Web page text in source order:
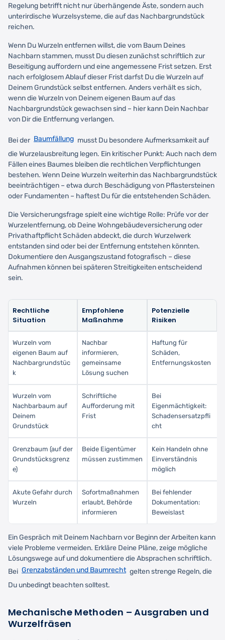
Regelung betrifft nicht nur überhängende Äste, sondern auch
unterirdische Wurzelsysteme, die auf das Nachbargrundstück
reichen.
Wenn Du Wurzeln entfernen willst, die vom Baum Deines
Nachbarn stammen, musst Du diesen zunächst schriftlich zur
Beseitigung auffordern und eine angemessene Frist setzen. Erst
nach erfolglosem Ablauf dieser Frist darfst Du die Wurzeln auf
Deinem Grundstück selbst entfernen. Anders verhält es sich,
wenn die Wurzeln von Deinem eigenen Baum auf das
Nachbargrundstück gewachsen sind – hier kann Dein Nachbar
von Dir die Entfernung verlangen.
Bei der Baumfällung musst Du besondere Aufmerksamkeit auf
die Wurzelausbreitung legen. Ein kritischer Punkt: Auch nach dem
Fällen eines Baumes bleiben die rechtlichen Verpflichtungen
bestehen. Wenn Deine Wurzeln weiterhin das Nachbargrundstück
beeinträchtigen – etwa durch Beschädigung von Pflastersteinen
oder Fundamenten – haftest Du für die entstehenden Schäden.
Die Versicherungsfrage spielt eine wichtige Rolle: Prüfe vor der
Wurzelentfernung, ob Deine Wohngebäudeversicherung oder
Privathaftpflicht Schäden abdeckt, die durch Wurzelwerk
entstanden sind oder bei der Entfernung entstehen könnten.
Dokumentiere den Ausgangszustand fotografisch – diese
Aufnahmen können bei späteren Streitigkeiten entscheidend
sein.
Rechtliche
Situation
Empfohlene
Maßnahme
Potenzielle
Risiken
Wurzeln vom
eigenen Baum auf
Nachbargrundstüc
k
Nachbar
informieren,
gemeinsame
Lösung suchen
Haftung für
Schäden,
Entfernungskosten
Wurzeln vom
Nachbarbaum auf
Deinem
Grundstück
Schriftliche
Aufforderung mit
Frist
Bei
Eigenmächtigkeit:
Schadensersatzpfli
cht
Grenzbaum (auf der
Grundstücksgrenz
e)
Beide Eigentümer
müssen zustimmen
Kein Handeln ohne
Einverständnis
möglich
Akute Gefahr durch
Wurzeln
Sofortmaßnahmen
erlaubt, Behörde
informieren
Bei fehlender
Dokumentation:
Beweislast
Ein Gespräch mit Deinem Nachbarn vor Beginn der Arbeiten kann
viele Probleme vermeiden. Erkläre Deine Pläne, zeige mögliche
Lösungswege auf und dokumentiere die Absprachen schriftlich.
Bei Grenzabständen und Baumrecht gelten strenge Regeln, die
Du unbedingt beachten solltest.
Mechanische Methoden – Ausgraben und
Wurzelfräsen